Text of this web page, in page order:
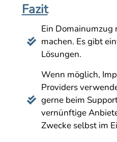
Fazit

Ein Domainumzug
machen. Es gibt
Lösungen.

Wenn möglich,
Providers
gerne beim
vernünftige
Zwecke selbst im